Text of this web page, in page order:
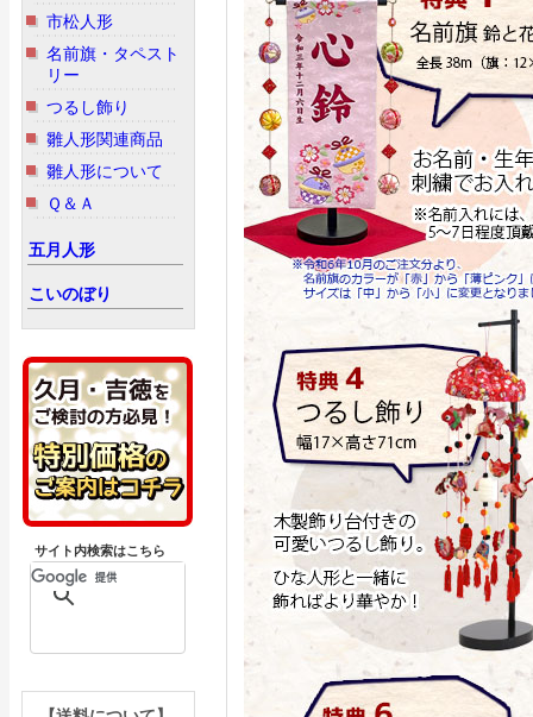
市松人形
名前旗・タペスト
リー
つるし飾り
雛人形関連商品
雛人形について
Ｑ＆Ａ
五月人形
こいのぼり
サイト内検索はこちら